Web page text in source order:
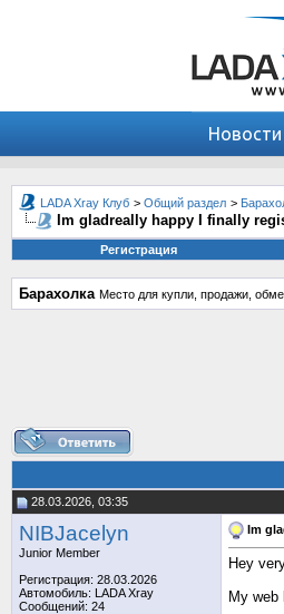
Новости
LADA Xray Клуб > Общий раздел >
Im gladreally happy I finally
Регистрация
Барахолка Место для купли, продажи,
28.03.2026, 03:35
NIBJacelyn
Junior Member
Регистрация: 28.03.2026
Автомобиль: LADA Xray
Сообщений: 24
Im
Hey
My web